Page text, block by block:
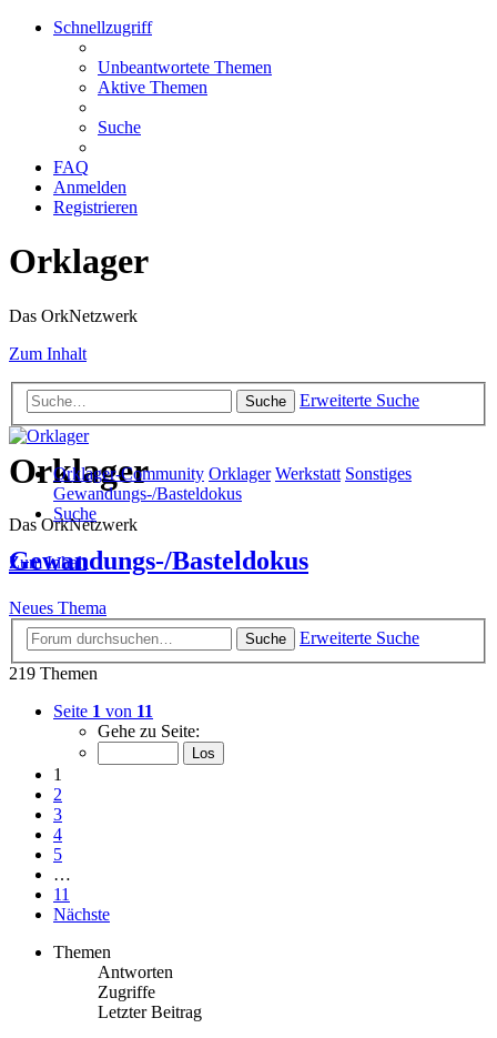
Schnellzugriff
Unbeantwortete Themen
Aktive Themen
Suche
FAQ
Anmelden
Registrieren
Orklager
Das OrkNetzwerk
Zum Inhalt
Suche Erweiterte Suche
Orklager
Das OrkNetzwerk
Zum Inhalt
Orklager-Community Orklager Werkstatt Sonstiges
Gewandungs-/Basteldokus
Suche
Gewandungs-/Basteldokus
Neues Thema
Suche
Erweiterte Suche
219 Themen
Seite 1 von 11
Gehe zu Seite:
1
2
3
4
5
…
11
Nächste
Themen
Antworten
Zugriffe
Letzter Beitrag